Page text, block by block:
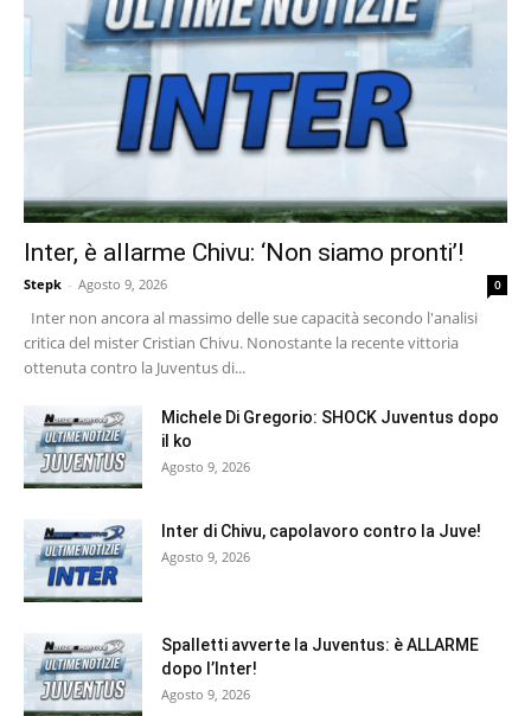
Inter, è allarme Chivu: ‘Non siamo pronti’!
Stepk - Agosto 9, 2026 0
Inter non ancora al massimo delle sue capacità secondo l'analisi
critica del mister Cristian Chivu. Nonostante la recente vittoria
ottenuta contro la Juventus di...
Michele Di Gregorio: SHOCK Juventus dopo
il ko
Agosto 9, 2026
Inter di Chivu, capolavoro contro la Juve!
Agosto 9, 2026
Spalletti avverte la Juventus: è ALLARME
dopo l’Inter!
Agosto 9, 2026